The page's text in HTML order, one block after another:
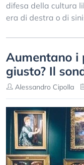
difesa della cultura
era di destra o di
Aumentano i
giusto? Il
Alessandro Cipolla